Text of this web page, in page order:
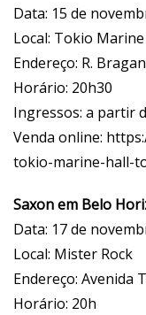
Data: 15 de
Local: Tokio
Endereço: R.
Horário: 20h30
Ingressos: a partir
Venda online:
tokio-marine-hall-
Saxon em Belo
Data: 17 de
Local: Mister Rock
Endereço: Avenida
Horário: 20h